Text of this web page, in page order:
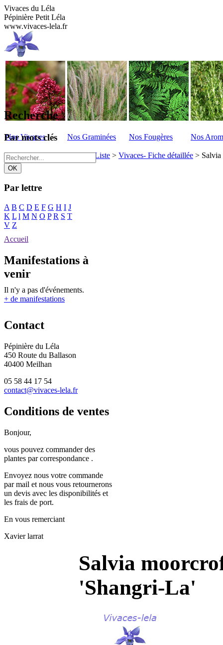
Vivaces du Léla
Pépinière Petit Léla
www.vivaces-lela.fr
Nos Vivaces Nos Graminées Nos Fougères Nos
Vivaces du Lela>Vivaces - Liste > Vivaces- Fiche détaillée >
Recherche
Par mots clés
Par lettre
A B C D E F G H I J
K L l M N O P R S T
V Z
Accueil
Manifestations à
venir
Il n'y a pas d'événements.
+ de manifestations
Contact
Pépinière du Léla
450 Route du Ballason
40400 Meilhan
05 58 44 17 54
contact@vivaces-lela.fr
Conditions de ventes
Bonjour,
vous pouvez commander des
plantes par correspondance .
Envoyez nous votre commande
par mail et nous vous retournerons
un devis avec les disponibilités et
les frais de port.
En vous remerciant
Xavier larrat
Salvia
'Shangri-La'